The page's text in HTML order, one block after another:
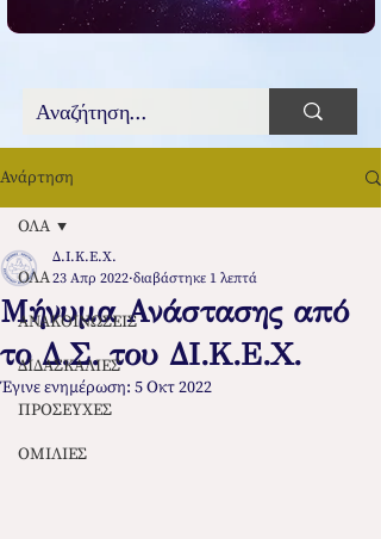
Ανάρτηση
ΟΛΑ
ΑΝΑΚΟΙΝΩΣΕΙΣ
ΔΙΔΑΣΚΑΛΙΕΣ
ΠΡΟΣΕΥΧΕΣ
ΟΜΙΛΙΕΣ
ΟΛΑ
Μήνυμα Ανάστασης από
το Δ.Σ. του ΔΙ.Κ.Ε.Χ.
Δ.Ι.Κ.Ε.Χ.
23 Απρ 2022 διαβάστηκε 1 λεπτά
Έγινε ενημέρωση: 5 Οκτ 2022